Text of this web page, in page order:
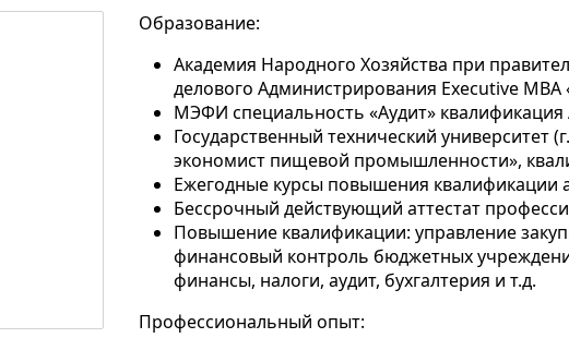
Образование:
Академия Народного Хозяйства при
делового Администрирования Executive МВА
МЭФИ специальность «Аудит» квалификация
Государственный технический университет
экономист пищевой промышленности»,
Ежегодные курсы повышения квалификации
Бессрочный действующий аттестат
Повышение квалификации: управление
финансовый контроль бюджетных
финансы, налоги, аудит, бухгалтерия и т.д.
Профессиональный опыт: